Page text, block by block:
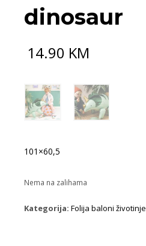
dinosaur
14.90 KM
101×60,5
Nema na zalihama
Kategorija: Folija baloni životinje